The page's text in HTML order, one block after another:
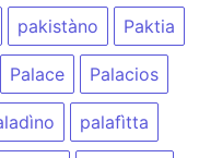
pakistàno Paktia
Palace Palacios
palafìtta